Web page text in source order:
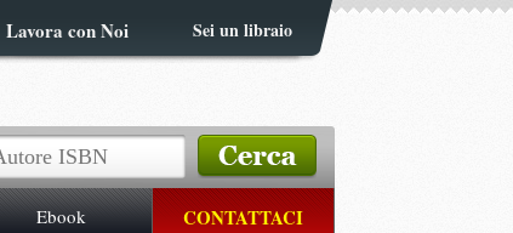
Lavora con Noi Sei un libraio
Ebook CONTATTACI